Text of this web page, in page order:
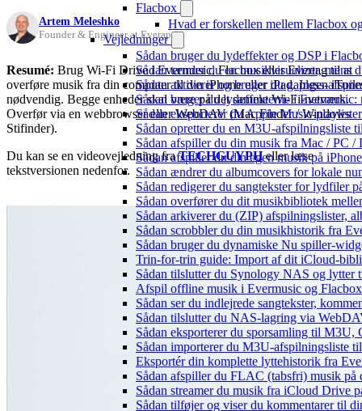
Flacbox
Hvad er forskellen mellem Flacbox
Vejledninger
Sådan bruger du lydeffekter og DSP i
Sådan tænder du en musikvisualizer, mens
Sådan aktiverer og bruger du gapless-
Sådan bruger du lydeffekterne i
Sådan eksporterer du Apple Music-
Sådan opretter du en M3U-
Sådan afspiller du din musik fra Mac / PC
Sådan afspiller du din egen musik på
Sådan ændrer du albumcovers for lokale
Sådan redigerer du sangtekster for lydfiler
Sådan overfører du dit musikbibliotek
Sådan arkiverer du (ZIP) afspilningslister,
Sådan scrobbler du din musikhistorik fra
Sådan bruger du dynamiske Nu spiller-
Trin-for-trin guide: Import af dit iCloud-
Sådan tilslutter du Synology NAS og lytter
Afspil offline musik i Evermusic og
Sådan ser du indlejrede sangtekster,
Sådan tilslutter du NAS-lagring via
Sådan eksporterer du sporsamling til
Sådan importerer du M3U-afspilningsliste
Eksportér din komplette lyttehistorik fra
Sådan afspiller du FLAC (tabsfri) musik på
Sådan streamer du musik fra iCloud Drive
Sådan tilføjer og viser du kommentarer til
Artem Meleshko
Founder & Engineer at Everappz
Resumé: Brug Wi-Fi Drive i Evermusic, Flacbox eller Evertag til at
overføre musik fra din computer til din iPhone eller iPad. Ingen
nødvendig. Begge enheder skal være på det samme Wi-Fi-netværk.
Overfør via en webbrowser eller WebDAV (Mac Finder / Windows
Stifinder).
Du kan se en videovejledning fraTECHGUYPHeller læse
tekstversionen nedenfor.